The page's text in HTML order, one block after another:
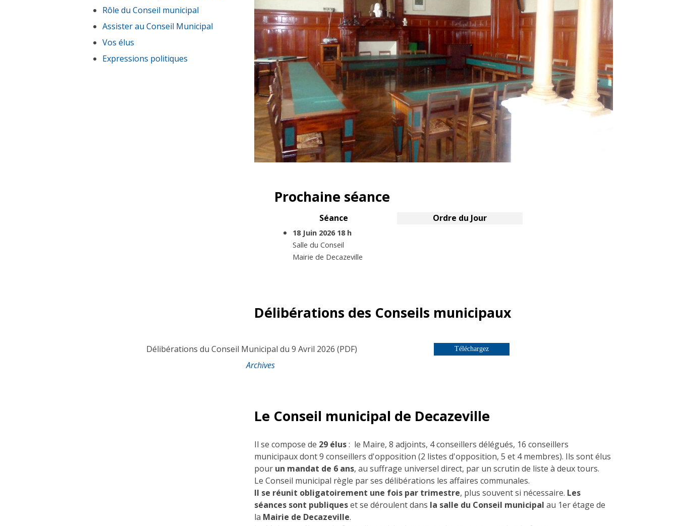
Rôle du Conseil municipal
Assister au Conseil Municipal
Vos élus
Expressions politiques
Prochaine séance
Séance Ordre du Jour
18 Juin 2026 18 h
Salle du Conseil
Mairie de Decazeville
En cours
Délibérations des Conseils municipaux
Délibérations du Conseil Municipal du 9 Avril 2026(PDF) Téléchargez
Archives
Le Conseil municipal de Decazeville
Il se compose de 29 élus: le Maire, 8 adjoints, 4conseillers délégués, 16 conseillers
municipaux dont 9 conseillers d'opposition (2 listes d'opposition, 5 et 4 membres). Ils sont élus
pour un mandat de 6 ans, au suffrage universel direct, par un scrutin de liste à deux tours.
Le Conseil municipal règle par ses délibérations les affaires communales.
Il se réunit obligatoirement une fois par trimestre, plus souvent si nécessaire. Les
séances sont publiqueset se déroulent dans la salle du Conseil municipalau 1er étage de
la Mairie de Decazeville.